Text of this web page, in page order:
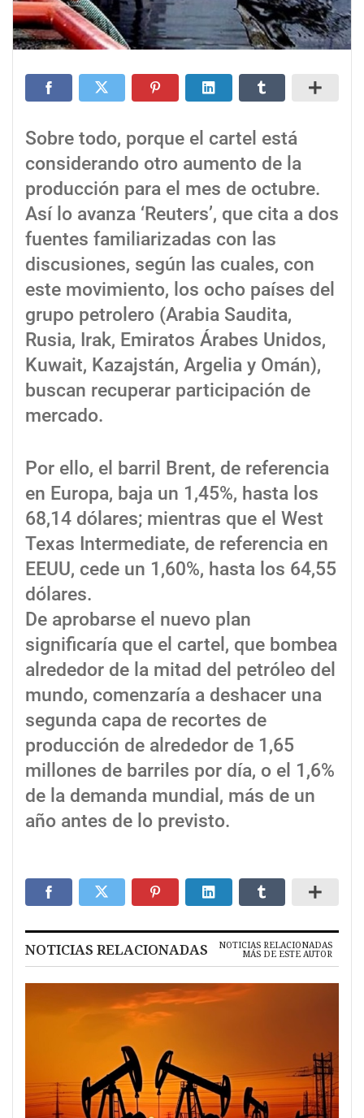
Sobre todo, porque el cartel está
considerando otro aumento de la
producción para el mes de octubre.
Así lo avanza ‘Reuters’, que cita a dos
fuentes familiarizadas con las
discusiones, según las cuales, con
este movimiento, los ocho países del
grupo petrolero (Arabia Saudita,
Rusia, Irak, Emiratos Árabes Unidos,
Kuwait, Kazajstán, Argelia y Omán),
buscan recuperar participación de
mercado.
Por ello, el barril Brent, de referencia
en Europa, baja un 1,45%, hasta los
68,14 dólares; mientras que el West
Texas Intermediate, de referencia en
EEUU, cede un 1,60%, hasta los 64,55
dólares.
De aprobarse el nuevo plan
significaría que el cartel, que bombea
alrededor de la mitad del petróleo del
mundo, comenzaría a deshacer una
segunda capa de recortes de
producción de alrededor de 1,65
millones de barriles por día, o el 1,6%
de la demanda mundial, más de un
año antes de lo previsto.
NOTICIAS RELACIONADAS NOTICIAS RELACIONADAS
MÁS DE ESTE AUTOR